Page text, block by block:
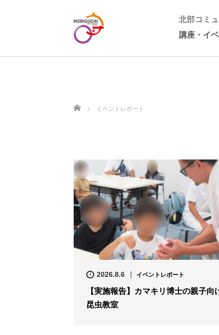
北部コミ
講座・イ
ホーム イベントレポート
2026.8.6 イベントレポート
【実施報告】カマキリ博士の親子向
昆虫教室